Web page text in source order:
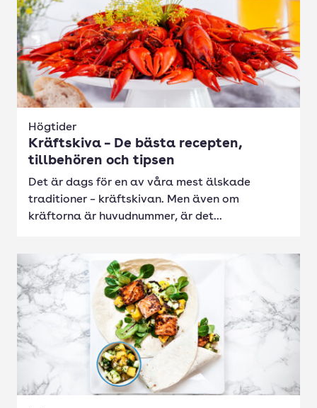
Högtider
Kräftskiva – De bästa recepten,
tillbehören och tipsen
Det är dags för en av våra mest älskade
traditioner – kräftskivan. Men även om
kräftorna är huvudnummer, är det...